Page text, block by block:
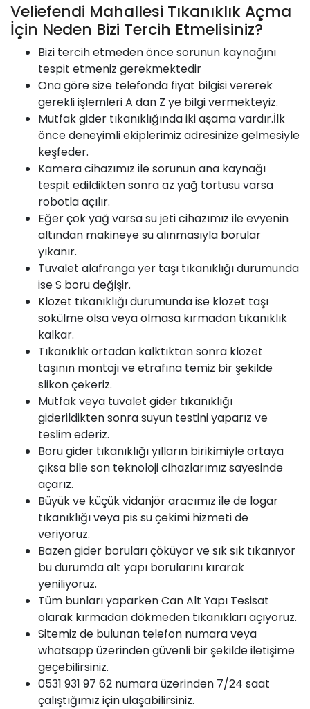
Veliefendi Mahallesi Tıkanıklık Açma
İçin Neden Bizi Tercih Etmelisiniz?
Bizi tercih etmeden önce sorunun kaynağını
tespit etmeniz gerekmektedir
Ona göre size telefonda fiyat bilgisi vererek
gerekli işlemleri A dan Z ye bilgi vermekteyiz.
Mutfak gider tıkanıklığında iki aşama vardır.İlk
önce deneyimli ekiplerimiz adresinize gelmesiyle
keşfeder.
Kamera cihazımız ile sorunun ana kaynağı
tespit edildikten sonra az yağ tortusu varsa
robotla açılır.
Eğer çok yağ varsa su jeti cihazımız ile evyenin
altından makineye su alınmasıyla borular
yıkanır.
Tuvalet alafranga yer taşı tıkanıklığı durumunda
ise S boru değişir.
Klozet tıkanıklığı durumunda ise klozet taşı
sökülme olsa veya olmasa kırmadan tıkanıklık
kalkar.
Tıkanıklık ortadan kalktıktan sonra klozet
taşının montajı ve etrafına temiz bir şekilde
slikon çekeriz.
Mutfak veya tuvalet gider tıkanıklığı
giderildikten sonra suyun testini yaparız ve
teslim ederiz.
Boru gider tıkanıklığı yılların birikimiyle ortaya
çıksa bile son teknoloji cihazlarımız sayesinde
açarız.
Büyük ve küçükvidanjöraracımız ile de logar
tıkanıklığı veya pis su çekimi hizmeti de
veriyoruz.
Bazen gider boruları çöküyor ve sık sık tıkanıyor
bu durumda alt yapı borularını kırarak
yeniliyoruz.
Tüm bunları yaparkenCanAlt Yapı Tesisat
olarak kırmadan dökmeden tıkanıkları açıyoruz.
Sitemiz de bulunan telefon numara veya
whatsapp üzerinden güvenli bir şekilde iletişime
geçebilirsiniz.
0531 931 97 62 numara üzerinden 7/24 saat
çalıştığımız için ulaşabilirsiniz.